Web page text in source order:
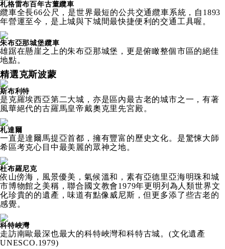
札格雷布百年古董纜車
纜車全長66公尺，是世界最短的公共交通纜車系統，自1893
年營運至今，是上城與下城間最快捷便利的交通工具喔。
朱布亞那城堡纜車
雄踞在懸崖之上的朱布亞那城堡，更是俯瞰整個市區的絕佳
地點。
精選克斯波蒙
斯布利特
是克羅埃西亞第二大城，亦是區內最古老的城市之一，有著
風華絕代的古羅馬皇帝戴奧克里先宮殿。
札達爾
一直是達爾馬提亞首都，擁有豐富的歷史文化。是驚悚大師
希區考克心目中最美麗的眾神之地。
杜布羅尼克
依山傍海，風景優美，氣候溫和，素有亞德里亞海明珠和城
市博物館之美稱，聯合國文教會1979年更明列為人類世界文
化珍貴的的遺產，味道有點像威尼斯，但更多添了些古老的
感覺。
科特峽灣
走訪南歐最深也最大的科特峽灣和科特古城。(文化遺產
UNESCO.1979)